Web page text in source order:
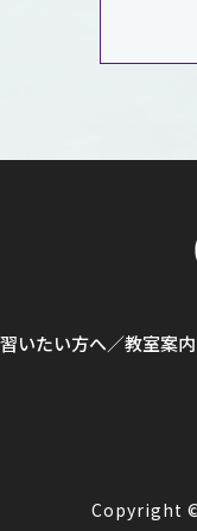
いたい方へ／教室案内
Copyright